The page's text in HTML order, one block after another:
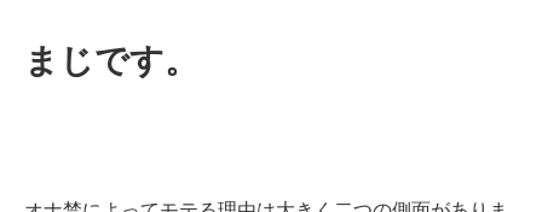
まじです。